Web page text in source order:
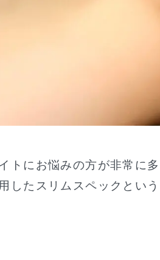
トにお悩みの方が非常に多
したスリムスペックとい